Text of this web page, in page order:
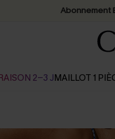
Abonnement
2-3 JMAILLOT 1